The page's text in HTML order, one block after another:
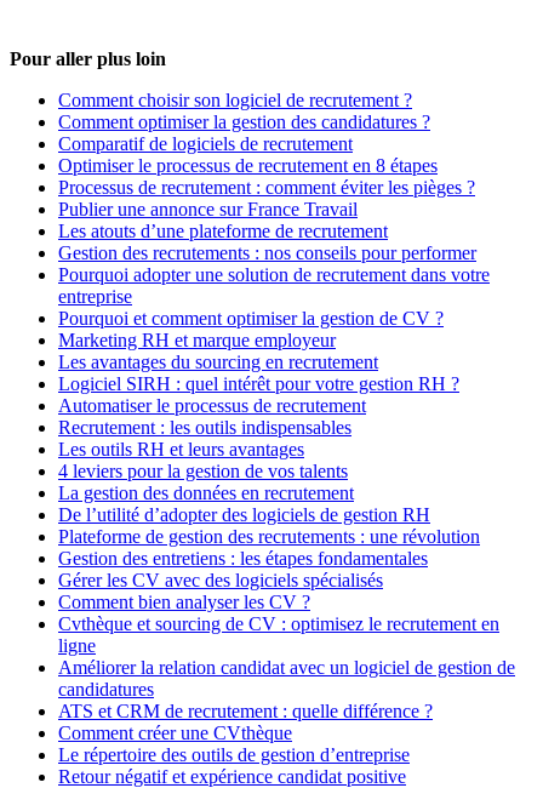
Pour aller plus loin
Comment choisir son logiciel de recrutement ?
Comment optimiser la gestion des candidatures ?
Comparatif de logiciels de recrutement
Optimiser le processus de recrutement en 8 étapes
Processus de recrutement : comment éviter les pièges ?
Publier une annonce sur France Travail
Les atouts d’une plateforme de recrutement
Gestion des recrutements : nos conseils pour performer
Pourquoi adopter une solution de recrutement dans votre
entreprise
Pourquoi et comment optimiser la gestion de CV ?
Marketing RH et marque employeur
Les avantages du sourcing en recrutement
Logiciel SIRH : quel intérêt pour votre gestion RH ?
Automatiser le processus de recrutement
Recrutement : les outils indispensables
Les outils RH et leurs avantages
4 leviers pour la gestion de vos talents
La gestion des données en recrutement
De l’utilité d’adopter des logiciels de gestion RH
Plateforme de gestion des recrutements : une révolution
Gestion des entretiens : les étapes fondamentales
Gérer les CV avec des logiciels spécialisés
Comment bien analyser les CV ?
Cvthèque et sourcing de CV : optimisez le recrutement en
ligne
Améliorer la relation candidat avec un logiciel de gestion de
candidatures
ATS et CRM de recrutement : quelle différence ?
Comment créer une CVthèque
Le répertoire des outils de gestion d’entreprise
Retour négatif et expérience candidat positive